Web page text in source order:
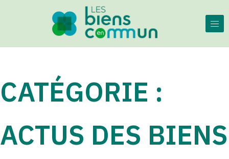
Skip to content
Les Biens en Commun
Partagez au lieu d'acheter !
CATÉGORIE :
ACTUS DES BIENS